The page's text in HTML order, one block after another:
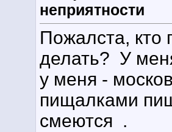
неприятности
Пожалста, кто
делать? У
у меня -
пищалками
смеются .